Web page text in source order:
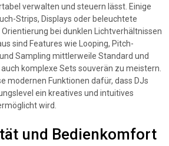
verwalten und steuern lässt. Einige
Strips, Displays oder beleuchtete
bei dunklen Lichtverhältnissen
sind Features wie Looping, Pitch-
Sampling mittlerweile Standard und
komplexe Sets souverän zu meistern.
modernen Funktionen dafür, dass DJs
ein kreatives und intuitives
wird.
und Bedienkomfort